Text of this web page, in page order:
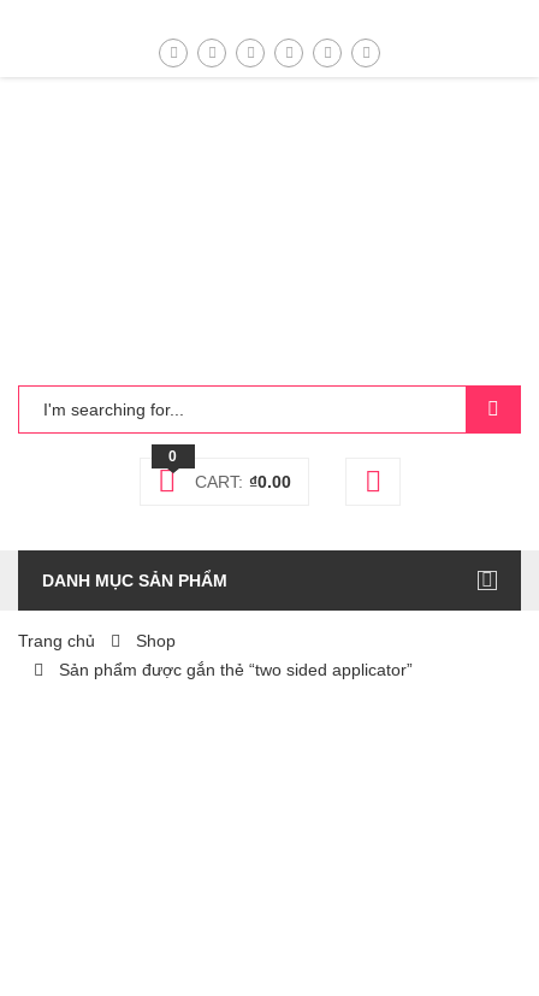
0
CART: ₫0.00
DANH MỤC SẢN PHẨM
Trang chủ
Shop
Sản phẩm được gắn thẻ “two sided applicator”